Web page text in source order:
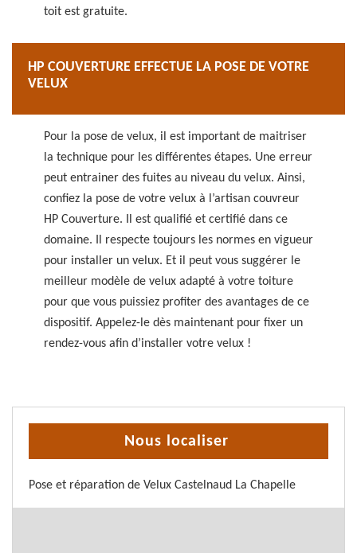
toit est gratuite.
HP COUVERTURE EFFECTUE LA POSE DE VOTRE
VELUX
Pour la pose de velux, il est important de maitriser
la technique pour les différentes étapes. Une erreur
peut entrainer des fuites au niveau du velux. Ainsi,
confiez la pose de votre velux à l’artisan couvreur
HP Couverture. Il est qualifié et certifié dans ce
domaine. Il respecte toujours les normes en vigueur
pour installer un velux. Et il peut vous suggérer le
meilleur modèle de velux adapté à votre toiture
pour que vous puissiez profiter des avantages de ce
dispositif. Appelez-le dès maintenant pour fixer un
rendez-vous afin d’installer votre velux !
Nous localiser
Pose et réparation de Velux Castelnaud La Chapelle